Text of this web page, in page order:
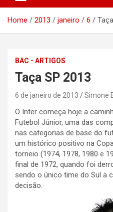
Home 2013 janeiro 6
BAC - ARTIGOS
Taça SP 2013
6 de janeiro de 2013 Simone
O Inter começa hoje a
Futebol Júnior, uma das
nas categorias de base do
um histórico positivo na
torneio (1974, 1978, 1980 e
final de 1972, quando foi
sendo o único time do Sul a
decisão.